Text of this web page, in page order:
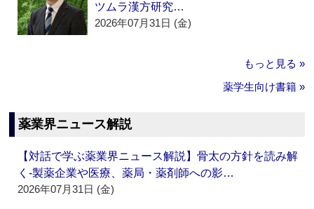
ツムラ漢方研究…
2026年07月31日 (金)
もっと見る »
薬学生向け書籍 »
薬業界ニュース解説
【対話で学ぶ薬業界ニュース解説】骨太の方針を読み解
く‐製薬企業や医療、薬局・薬剤師への影…
2026年07月31日 (金)